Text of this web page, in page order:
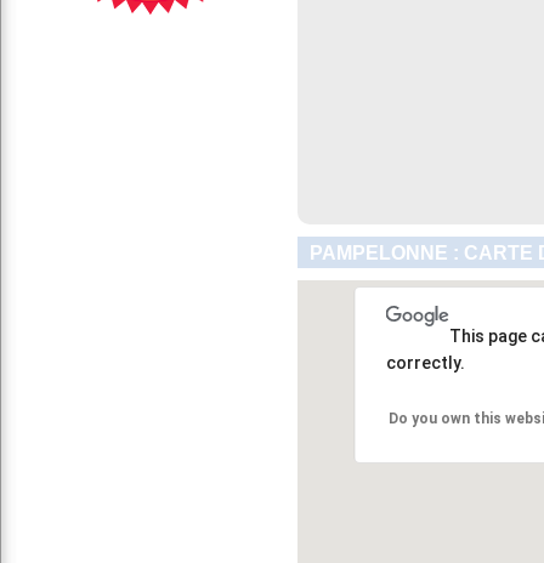
PAMPELONNE : CARTE
This page
correctly.
Do you own this